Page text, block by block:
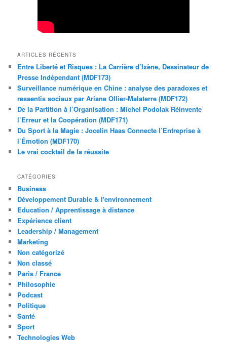
ARTICLES RÉCENTS
Entre Liberté et Risques : La Carrière d’Ixène, Dessinateur de
Presse Indépendant (MDF173)
Surveillance numérique en Chine : analyse des paradoxes et
ressentis sociaux par Ariane Ollier-Malaterre (MDF172)
De la Partition à l’Organisation : Michel Podolak Réinvente
l’Erreur et la Coopération (MDF171)
Du Sport à la Magie : Jocelin Haas Connecte l’Entreprise à
l’Émotion (MDF170)
Le vrai cocktail de la réussite
CATÉGORIES
Business
Développement Durable & l'environnement
Education / Apprentissage à distance
Expérience client
Leadership / Management
Marketing
Non catégorizé
Non classé
Paris / France
Philosophie
Podcast
Politique
Santé
Sport
Technologies Web